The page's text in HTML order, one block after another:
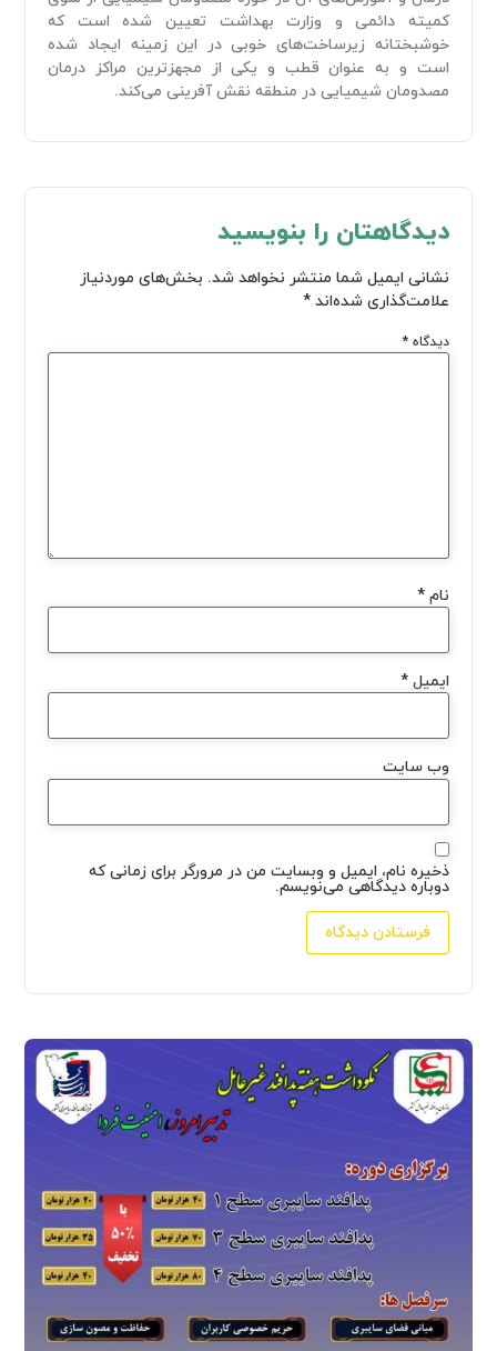
کمیته دائمی و وزارت بهداشت تعیین شده است که
خوشبختانه زیرساخت‌های خوبی در این زمینه ایجاد شده
است و به عنوان قطب و یکی از مجهزترین مراکز درمان
مصدومان شیمیایی در منطقه نقش آفرینی می‌کند.
دیدگاهتان را بنویسید
نشانی ایمیل شما منتشر نخواهد شد. بخش‌های موردنیاز
علامت‌گذاری شده‌اند*
دیدگاه*
نام*
ایمیل*
وب‌ سایت
ذخیره نام، ایمیل و وبسایت من در مرورگر برای زمانی که
دوباره دیدگاهی می‌نویسم.